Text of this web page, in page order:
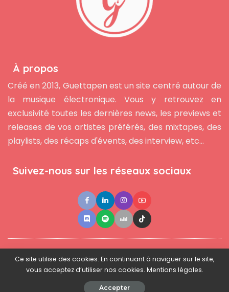
À propos
Créé en 2013, Guettapen est un site centré autour de
la musique électronique. Vous y retrouvez en
exclusivité toutes les dernières news, les previews et
releases de vos artistes préférés, des mixtapes, des
playlists, des récaps d'évents, des interview, etc...
Suivez-nous sur les réseaux sociaux
Contact ●Newsletter ● L'équipe ● Mentions légales
© 2025 - www.guettapen.com - Tous droits réservés.
Ce site utilise des cookies. En continuant à naviguer sur le site,
vous acceptez d’utiliser nos cookies. Mentions légales.
Accepter